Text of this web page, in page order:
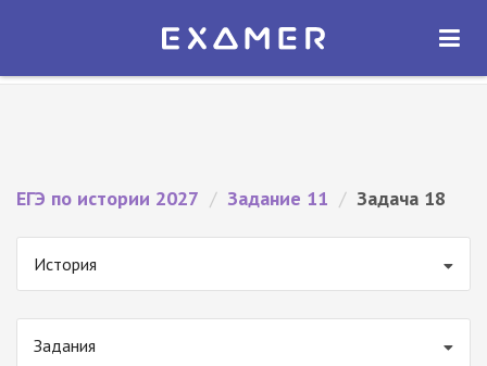
Экзамер — ЕГЭ 2027
ОТКРЫТЬ
ЕГЭ по истории 2027 / Задание 11 / Задача 18
История
Задания